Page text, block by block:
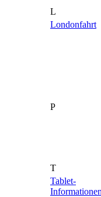
L
Londonfahrt
P
T
Tablet-